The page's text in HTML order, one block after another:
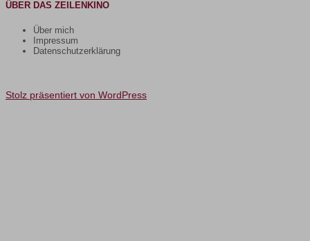
ÜBER DAS ZEILENKINO
Über mich
Impressum
Datenschutzerklärung
Stolz präsentiert von WordPress